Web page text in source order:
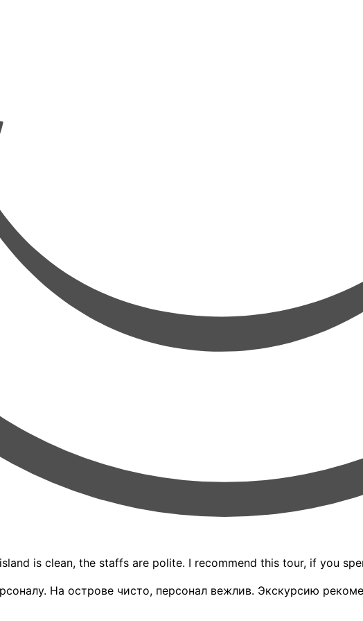
is clean, the staffs are polite. I recommend this tour, if you
На острове чисто, персонал вежлив. Экскурсию